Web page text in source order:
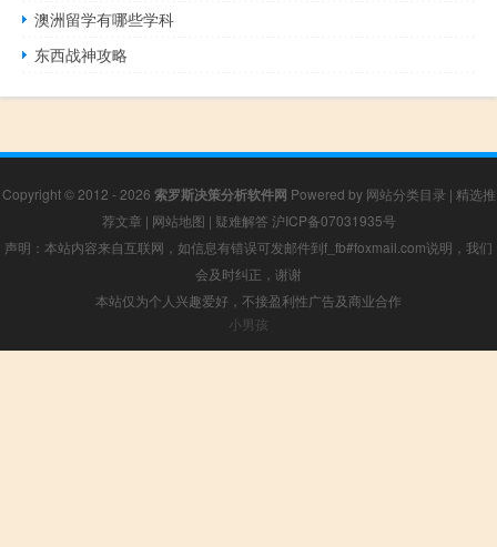
澳洲留学有哪些学科
东西战神攻略
Copyright © 2012 - 2026 索罗斯决策分析软件网 Powered by 网站分类目录 | 精选推
荐文章 | 网站地图 | 疑难解答 沪ICP备07031935号
声明：本站内容来自互联网，如信息有错误可发邮件到f_fb#foxmail.com说明，我们
会及时纠正，谢谢
本站仅为个人兴趣爱好，不接盈利性广告及商业合作
小男孩